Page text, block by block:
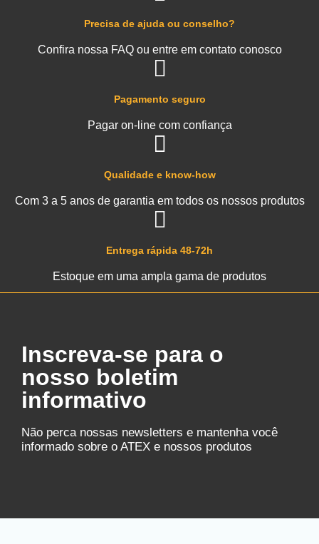
Entrega rápida 48-72h
Estoque em uma ampla gama de produtos
Qualidade e know-how
Com 3 a 5 anos de garantia em todos os nossos produtos
Pagamento seguro
Pagar on-line com confiança
Precisa de ajuda ou conselho?
Confira nossa FAQ ou entre em contato conosco
Inscreva-se para o
nosso boletim
informativo
Não perca nossas newsletters e mantenha você
informado sobre o ATEX e nossos produtos